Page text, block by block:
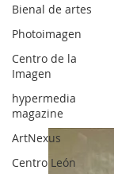
Bienal de artes
Photoimagen
Centro de la
Imagen
hypermedia
magazine
ArtNexus
Centro León